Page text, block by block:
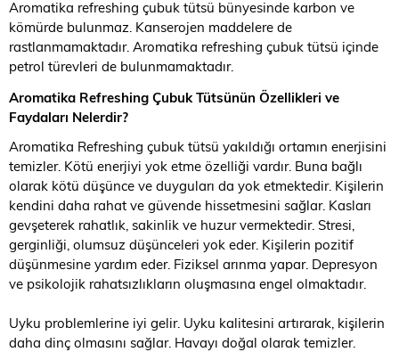
Aromatika refreshing çubuk tütsü bünyesinde karbon ve
kömürde bulunmaz. Kanserojen maddelere de
rastlanmamaktadır. Aromatika refreshing çubuk tütsü içinde
petrol türevleri de bulunmamaktadır.
Aromatika Refreshing Çubuk Tütsünün Özellikleri ve
Faydaları Nelerdir?
Aromatika Refreshing çubuk tütsü yakıldığı ortamın enerjisini
temizler. Kötü enerjiyi yok etme özelliği vardır. Buna bağlı
olarak kötü düşünce ve duyguları da yok etmektedir. Kişilerin
kendini daha rahat ve güvende hissetmesini sağlar. Kasları
gevşeterek rahatlık, sakinlik ve huzur vermektedir. Stresi,
gerginliği, olumsuz düşünceleri yok eder. Kişilerin pozitif
düşünmesine yardım eder. Fiziksel arınma yapar. Depresyon
ve psikolojik rahatsızlıkların oluşmasına engel olmaktadır.
Uyku problemlerine iyi gelir. Uyku kalitesini artırarak, kişilerin
daha dinç olmasını sağlar. Havayı doğal olarak temizler.